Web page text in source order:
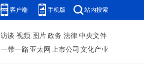
客户端 手机版 站内搜索
访谈 视频 图片 政务 法律 中央文件
一带一路 亚太网 上市公司 文化产业